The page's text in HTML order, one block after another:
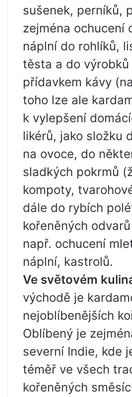
sušenek, perníků,
zejména ochucení
náplní do rohlíků,
těsta a do výrobků
přídavkem kávy
toho lze ale
k vylepšení
likérů, jako složku
na ovoce, do
sladkých pokrmů
kompoty,
dále do rybích
kořeněných
např. ochucení
náplní, kastrolů.
Ve světovém
východě je
nejoblíbenějších
Oblíbený je
severní Indie, kde
téměř ve všech
kořeněných